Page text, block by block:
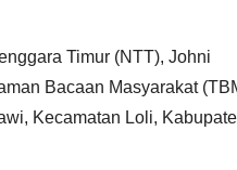
Timur (NTT), Johni
Bacaan Masyarakat
Kecamatan Loli,